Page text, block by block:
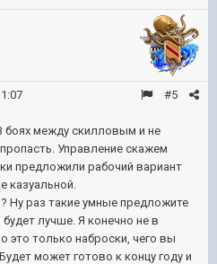
#5
боях между скилловым и не
Управление скажем
предложили рабочий вариант
казуальной.
Ну раз такие умные предложите
лучше. Я конечно не в
это только наброски, чего вы
может готово к концу году и